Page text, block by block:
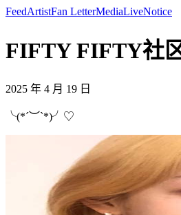
FeedArtistFan LetterMediaLiveNotice
FIFTY FIFTY社
2025 年 4 月 19 日
╰(*´︶`*)╯♡